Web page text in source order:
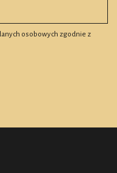
osobowych zgodnie z